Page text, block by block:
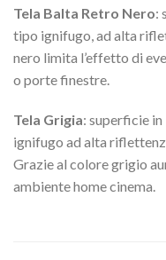
Tela Balta Retro Nero:
tipo ignifugo, ad alta
nero limita l’effetto di
o porte finestre.
Tela Grigia: superficie
ignifugo ad alta
Grazie al colore grigio
ambiente home cinema.